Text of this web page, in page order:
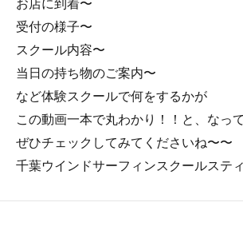
受付の様子〜
スクール内容〜
当日の持ち物のご案内〜
など体験スクールで何をするかが
この動画一本で丸わかり！！と、なっ
ぜひチェックしてみてくださいね〜〜
千葉ウインドサーフィンスクールステ